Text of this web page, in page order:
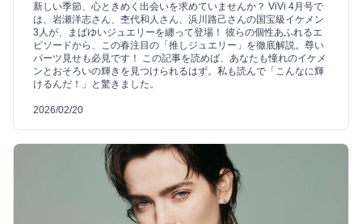
新しい季節、心ときめく出会いを求めていませんか？ ViVi 4月号で
は、岩瀬洋志さん、杢代和人さん、浜川路己さんの国宝級イケメン
3人が、まばゆいジュエリーを纏って登場！ 彼らの個性あふれるエ
ピソードから、この春注目の「推しジュエリー」を徹底解説。尊い
パーツ見せも必見です！ この記事を読めば、あなたも憧れのイケメ
ンとおそろいの輝きを見つけられるはず。私も読んで「こんなに輝
けるんだ！」と驚きました。
2026/02/20